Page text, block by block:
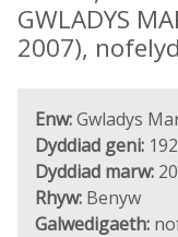
GWLADYS
2007),
Enw:Gwladys
Dyddiad geni:
Dyddiad marw:
Rhyw: Benyw
Galwedigaeth: